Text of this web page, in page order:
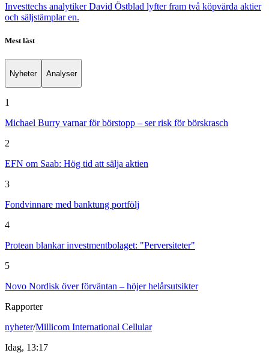
Investtechs analytiker David Östblad lyfter fram två köpvärda aktier
och säljstämplar en.
Mest läst
Nyheter Analyser
1
Michael Burry varnar för börstopp – ser risk för börskrasch
2
EFN om Saab: Hög tid att sälja aktien
3
Fondvinnare med banktung portfölj
4
Protean blankar investmentbolaget: "Perversiteter"
5
Novo Nordisk över förväntan – höjer helårsutsikter
Rapporter
nyheter/Millicom International Cellular
Idag, 13:17